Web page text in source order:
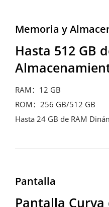
Memoria y
Hasta 512 GB
RAM：12 GB
ROM：256 GB/512 GB
Hasta 24 GB de RAM
Pantalla
Pantalla